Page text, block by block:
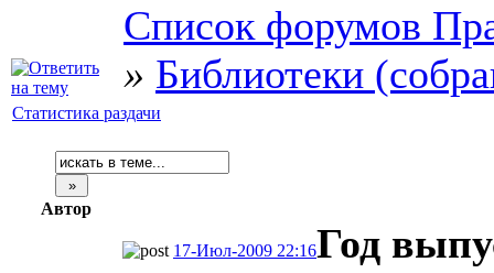
Список форумов
» Библиотеки
Статистика раздачи
Автор
17-Июл-2009 22:16Год